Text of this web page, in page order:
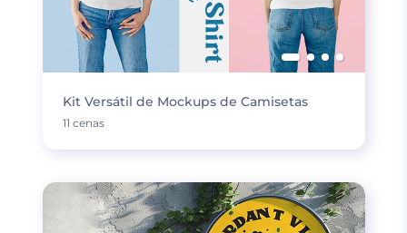
Kit Versátil de Mockups de Camisetas
11 cenas